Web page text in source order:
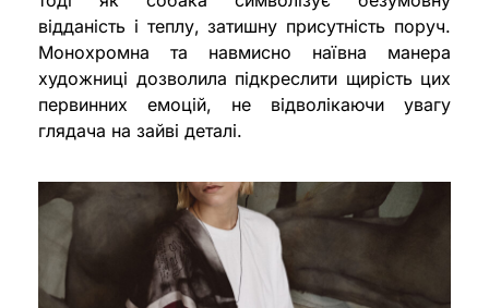
відданість і теплу, затишну присутність поруч.
Монохромна та навмисно наївна манера
художниці дозволила підкреслити щирість цих
первинних емоцій, не відволікаючи увагу
глядача на зайві деталі.